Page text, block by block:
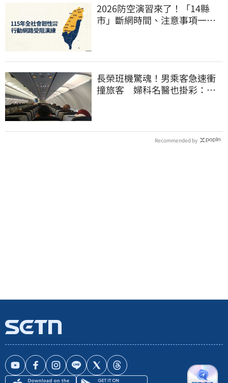
2026防空演習來了！「14縣
市」斷網時間、注意事項一次
長榮班機驚魂！男乘客急速衝
撞旅客 婦科名醫也掛彩：全
Recommended by